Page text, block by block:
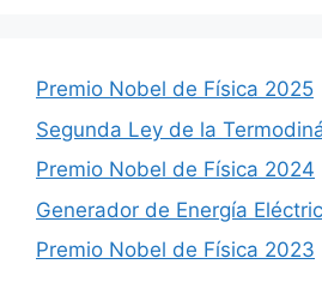
Premio Nobel de Física 2025
Segunda Ley de la
Premio Nobel de Física 2024
Generador de Energía
Premio Nobel de Física 2023